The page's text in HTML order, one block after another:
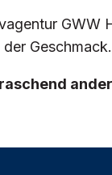
GWW
Geschmack.